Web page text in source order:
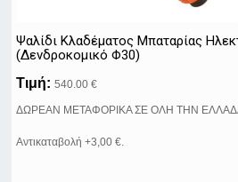
Ψαλίδι Κλαδέματος Μπαταρίας
(Δενδροκομικό Φ30)
Τιμή: 540.00 €
ΔΩΡΕΑΝ ΜΕΤΑΦΟΡΙΚΑ ΣΕ ΟΛΗ ΤΗΝ
Αντικαταβολή +3,00 €.